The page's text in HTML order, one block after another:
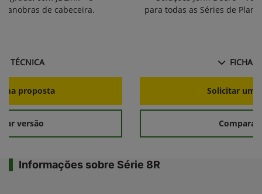
de cabeceira.
TÉCNICA
proposta
versão
para todas as Séries de
FICHA
Solicitar
Comparar
Informações sobre Série 8R